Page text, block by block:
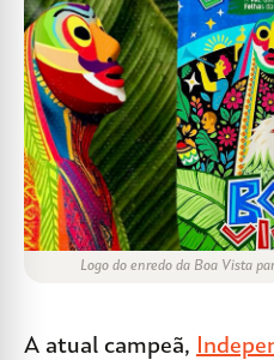
Logo do enredo da Boa Vista
A atual campeã,